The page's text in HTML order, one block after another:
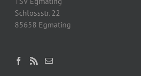
Schlossstr. 22
85658 Egmating